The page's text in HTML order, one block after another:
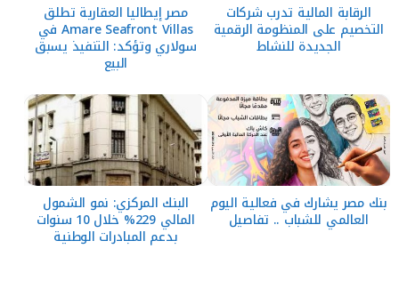
الرقابة المالية تدرب شركات
التخصيم على المنظومة الرقمية
الجديدة للنشاط
مصر إيطاليا العقارية تطلق
Amare Seafront Villas في
سولاري وتؤكد: التنفيذ يسبق
البيع
بنك مصر يشارك في فعالية اليوم
العالمي للشباب .. تفاصيل
البنك المركزي: نمو الشمول
المالي 229% خلال 10 سنوات
بدعم المبادرات الوطنية